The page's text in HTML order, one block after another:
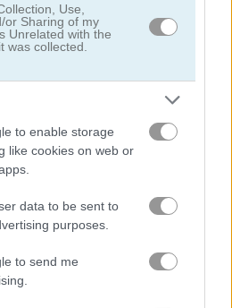
Use,
or Sharing of my
Unrelated with the
was collected.
to enable storage
like cookies on web or
data to be sent to
purposes.
to send me
Outspell
trò chơi Ô chữ